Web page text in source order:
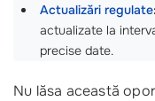
Actualizări regulate:
actualizate la
precise date.
Nu lăsa această